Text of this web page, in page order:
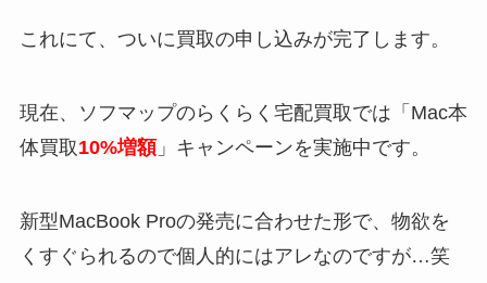
これにて、ついに買取の申し込みが完了します。
現在、ソフマップのらくらく宅配買取では「Mac本
体買取10%増額」キャンペーンを実施中です。
新型MacBook Proの発売に合わせた形で、物欲を
くすぐられるので個人的にはアレなのですが…笑